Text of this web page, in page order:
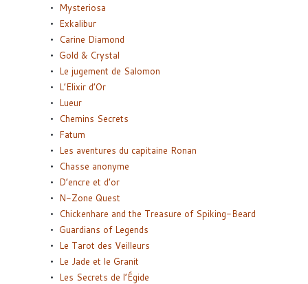
Mysteriosa
Exkalibur
Carine Diamond
Gold & Crystal
Le jugement de Salomon
L’Elixir d’Or
Lueur
Chemins Secrets
Fatum
Les aventures du capitaine Ronan
Chasse anonyme
D’encre et d’or
N-Zone Quest
Chickenhare and the Treasure of Spiking-Beard
Guardians of Legends
Le Tarot des Veilleurs
Le Jade et le Granit
Les Secrets de l’Égide